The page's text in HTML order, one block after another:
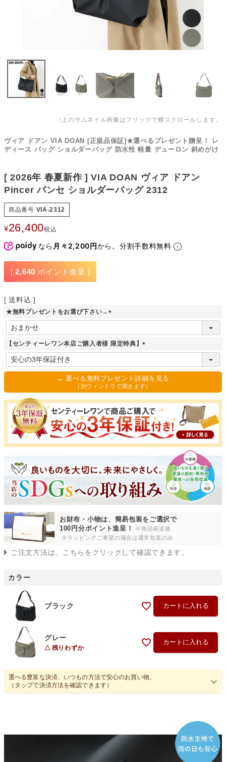
↑上のサムネイル画像はフリックで横スクロールします。
ヴィア ドアン VIA DOAN [正規品保証]★選べるプレゼント贈呈！ レ
ディース バッグ ショルダーバッグ 防水性 軽量 デューロン 斜めがけ
[ 2026年 春夏新作 ] VIA DOAN ヴィア ドアン
Pincer パンセ ショルダーバッグ 2312
商品番号 VIA-2312
¥26,400税込
なら 月々2,200円から。分割手数料無料
[ 2,640 ポイント進呈 ]
送料込
★無料プレゼントをお選び下さい→
(
須
【センティーレワン本店ご購入者様 限定特典】
(
須
)
→ 選べる無料プレゼント詳細を見る
（別ウィンドウで開きます）
お財布・小物は、簡易包装をご選択で
100円分ポイント進呈！
※商品発送後
※ラッピングご希望の場合は通常包装のみ
ご注文方法は、こちらをクリックして確認できます。
カラー
ブラック カートに入れる
グレー
残りわずか
カートに入れる
選べる豊富な決済、いつもの方法で安心のお買い物。
（タップで決済方法を確認できます）